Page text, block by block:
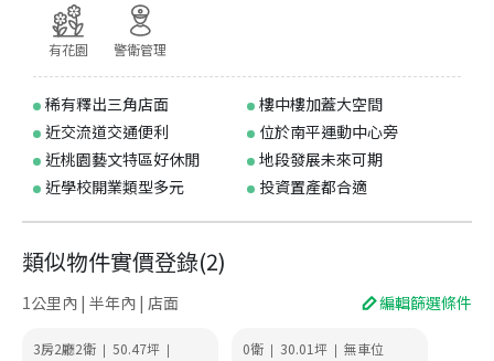
有花園 警衛管理
稀有釋出三角店面
樓中樓加蓋大空間
近交流道交通便利
位於南平運動中心旁
近桃園藝文特區好休閒
地段發展未來可期
近學校開業類型多元
投資置產都合適
類似物件實價登錄(2)
1公里內 | 半年內 | 店面 編輯篩選條件
3房2廳2衛 | 50.47坪 | 0衛 | 30.01坪 | 無車位